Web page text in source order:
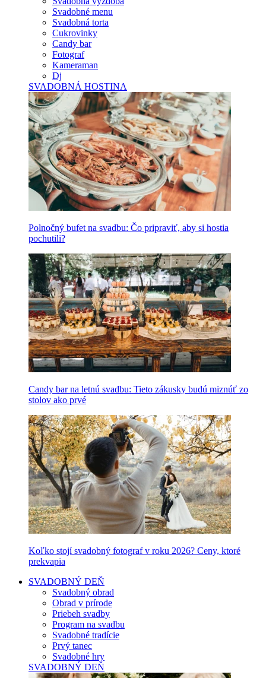
Svadobné menu
Svadobná torta
Cukrovinky
Candy bar
Fotograf
Kameraman
Dj
SVADOBNÁ HOSTINA
Polnočný bufet na svadbu: Čo pripraviť, aby si hostia
pochutili?
Candy bar na letnú svadbu: Tieto zákusky budú miznúť zo
stolov ako prvé
Koľko stojí svadobný fotograf v roku 2026? Ceny, ktoré
prekvapia
SVADOBNÝ DEŇ
Svadobný obrad
Obrad v prírode
Priebeh svadby
Program na svadbu
Svadobné tradície
Prvý tanec
Svadobné hry
SVADOBNÝ DEŇ